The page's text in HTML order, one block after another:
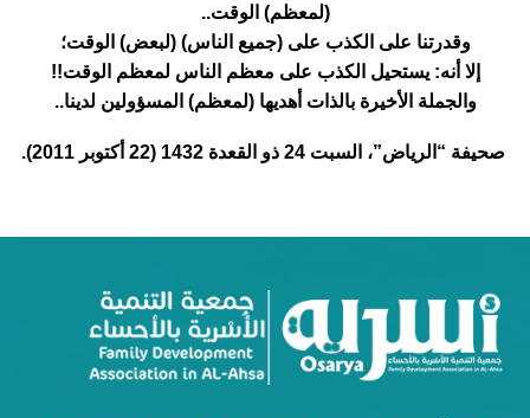
(لمعظم) الوقت..
وقدرتنا على الكذب على (جميع الناس) (لبعض) الوقت؛
إلا أنه: يستحيل الكذب على معظم الناس لمعظم الوقت!!
والجملة الأخيرة بالذات أهديها (لمعظم) المسؤولين لدينا..
صحيفة “الرياض”، السبت 24 ذو القعدة 1432 (22 أكتوبر 2011).